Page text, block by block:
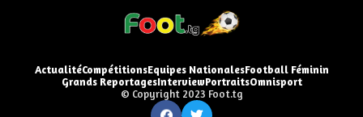
ActualitéCompétitionsEquipes NationalesFootball Féminin
Grands ReportagesInterviewPortraitsOmnisport
© Copyright 2023 Foot.tg